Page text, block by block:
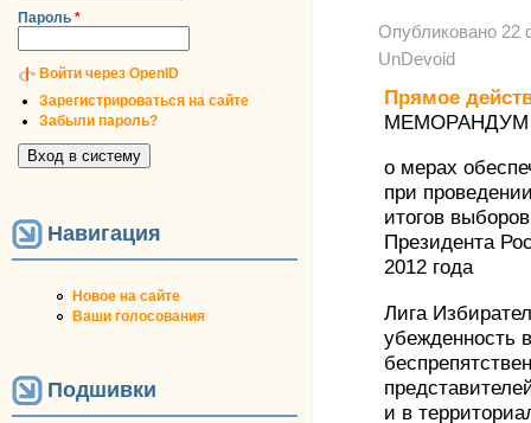
Пароль *
Войти через OpenID
Зарегистрироваться на сайте
Забыли пароль?
Навигация
Новое на сайте
Ваши голосования
Подшивки
Опубликовано 22
UnDevoid
Прямое
МЕМОРАНДУМ
о мерах
при
итогов выборов
Президента
2012 года
Лига
убежденность
и в